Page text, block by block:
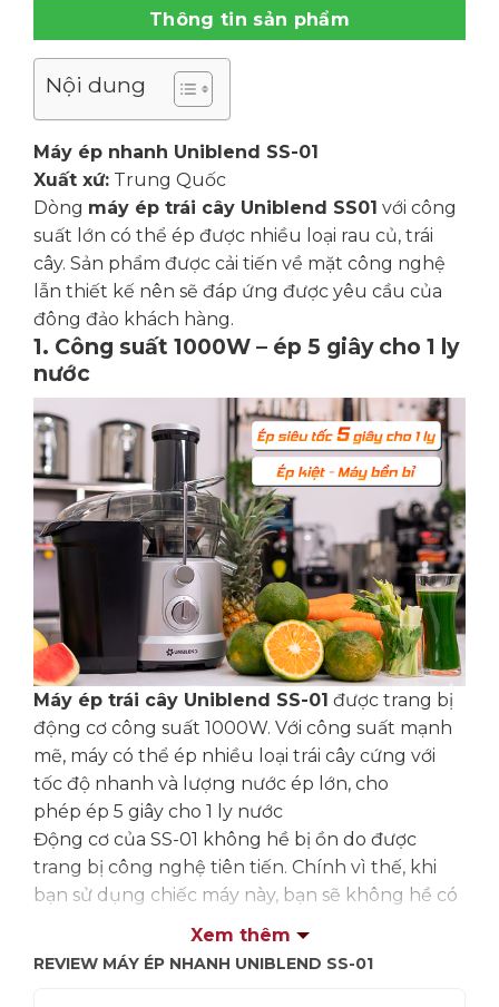
Thông tin sản phẩm
Nội dung
Máy ép nhanh Uniblend SS-01
Xuất xứ:Trung Quốc
Dòng máy ép trái cây Uniblend SS01 với công
suất lớn có thể ép được nhiều loại rau củ, trái
cây. Sản phẩm được cải tiến về mặt công nghệ
lẫn thiết kế nên sẽ đáp ứng được yêu cầu của
đông đảo khách hàng.
1. Công suất 1000W – ép 5 giây cho 1 ly
nước
Máy ép trái cây Uniblend SS-01 được trang bị
động cơ công suất 1000W. Với công suất mạnh
mẽ, máy có thể ép nhiều loại trái cây cứng với
tốc độ nhanh và lượng nước ép lớn, cho
phép ép 5 giây cho 1 ly nước
Động cơ của SS-01 không hề bị ồn do được
trang bị công nghệ tiên tiến. Chính vì thế, khi
bạn sử dụng chiếc máy này, bạn sẽ không hề có
như nhiều chiếc máy ép nhanh khác.
2. Ống nạp rộng 80mm, hộp đựng bã
Xem thêm
REVIEW MÁY ÉP NHANH UNIBLEND SS-01